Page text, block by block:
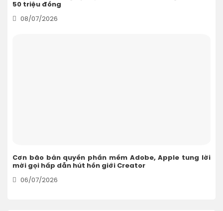
50 triệu đồng
08/07/2026
Cơn bão bản quyền phần mềm Adobe, Apple tung lời
mời gọi hấp dẫn hút hồn giới Creator
06/07/2026